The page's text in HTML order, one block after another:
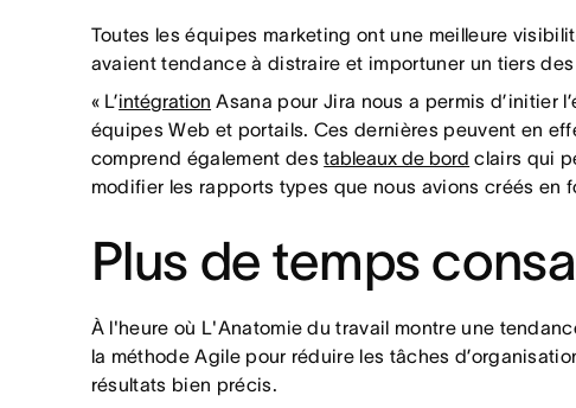
Toutes les équipes marketing ont une meilleure
avaient tendance à distraire et importuner un tiers
« L’intégration Asana pour Jira nous a permis d’initier
équipes Web et portails. Ces dernières peuvent en
comprend également destableaux de bord clairs qui
modifier les rapports types que nous avions créés en
Plus de temps
À l'heure où L'Anatomie du travail montre une
la méthode Agile pour réduire les tâches
résultats bien précis.